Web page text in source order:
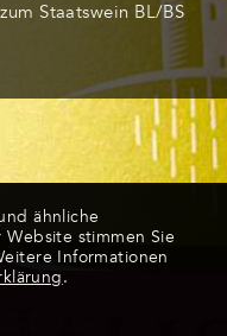
Staatswein BL/BS
ähnliche
stimmen Sie
Informationen
.